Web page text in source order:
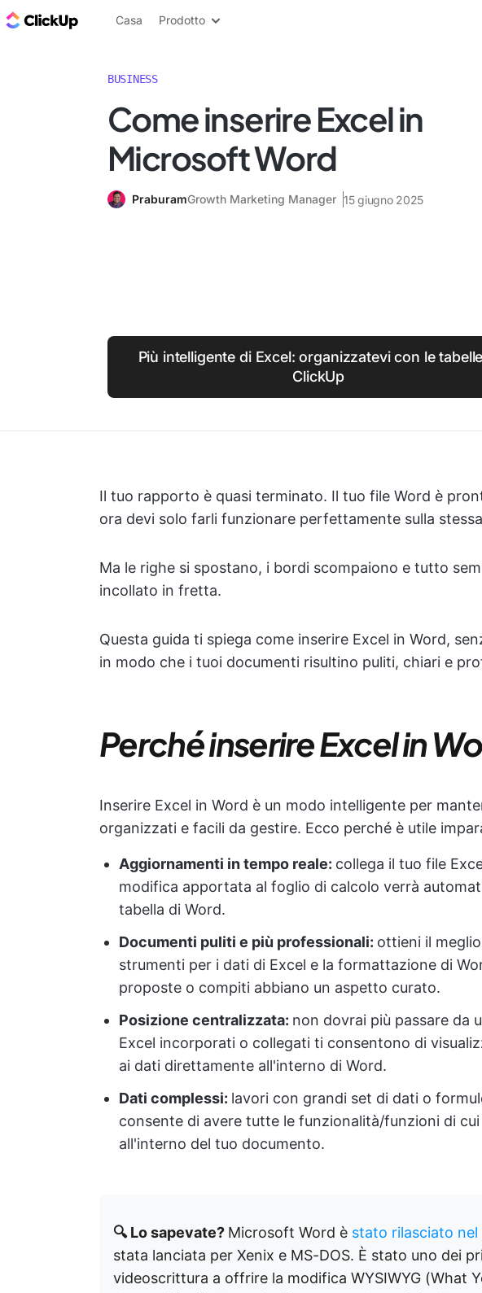
Blog di ClickUp
Casa Prodotto
BUSINESS
Come inserire Excel in
Microsoft Word
PraburamGrowth Marketing Manager 15 giugno 2025
Più intelligente di Excel: organizzatevi con le
ClickUp
Il tuo rapporto è quasi terminato. Il tuo file Word è
ora devi solo farli funzionare perfettamente sulla
Ma le righe si spostano, i bordi scompaiono e tutto
incollato in fretta.
Questa guida ti spiega come inserire Excel in Word,
in modo che i tuoi documenti risultino puliti, chiari e
Perché inserire Excel in
Inserire Excel in Word è un modo intelligente per
organizzati e facili da gestire. Ecco perché è utile
Aggiornamenti in tempo reale: collega il tuo file
modifica apportata al foglio di calcolo verrà
tabella di Word.
Documenti puliti e più professionali: ottieni il
strumenti per i dati di Excel e la formattazione di
proposte o compiti abbiano un aspetto curato.
Posizione centralizzata: non dovrai più passare da
Excel incorporati o collegati ti consentono di
ai dati direttamente all'interno di Word.
Dati complessi: lavori con grandi set di dati o
consente di avere tutte le funzionalità/funzioni di
all'interno del tuo documento.
🔍 Lo sapevate? Microsoft Word è stato rilasciato nel
stata lanciata per Xenix e MS-DOS. È stato uno dei
videoscrittura a offrire la modifica WYSIWYG (What